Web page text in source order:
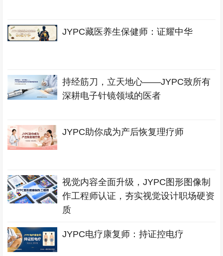
JYPC藏医养生保健师：证耀中华
持经筋刀，立天地心——JYPC致所有
深耕电子针镜领域的医者
JYPC助你成为产后恢复理疗师
视觉内容全面升级，JYPC图形图像制
作工程师认证，夯实视觉设计职场硬资
质
JYPC电疗康复师：持证控电疗